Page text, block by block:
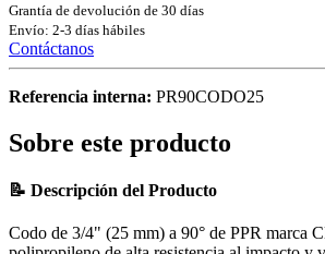
Grantía de devolución de 30 días
Envío: 2-3 días hábiles
Contáctanos
Referencia interna: PR90CODO25
Sobre este producto
📝 Descripción del Producto
Codo de 3/4" (25 mm) a 90° de PPR marca